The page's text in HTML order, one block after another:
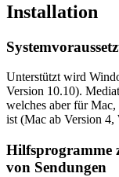
Installation
Unterstützt wird
Version 10.10).
welches aber für
ist (Mac ab Version
Hilfsprogramme
von Sendungen